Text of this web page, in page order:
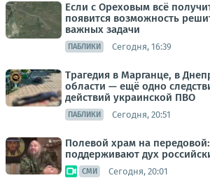
Если с Ореховым всё
появится возможность
важных задачи
ПАБЛИКИ Сегодня, 16:39
Трагедия в Марганце, в
области — ещё одно
действий украинской ПВО
ПАБЛИКИ Сегодня, 20:51
Полевой храм на
поддерживают дух
СМИ Сегодня, 20:01